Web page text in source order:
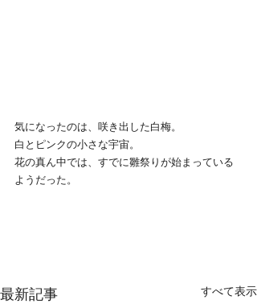
気になったのは、咲き出した白梅。
白とピンクの小さな宇宙。
花の真ん中では、すでに雛祭りが始まっている
ようだった。
最新記事 すべて表示